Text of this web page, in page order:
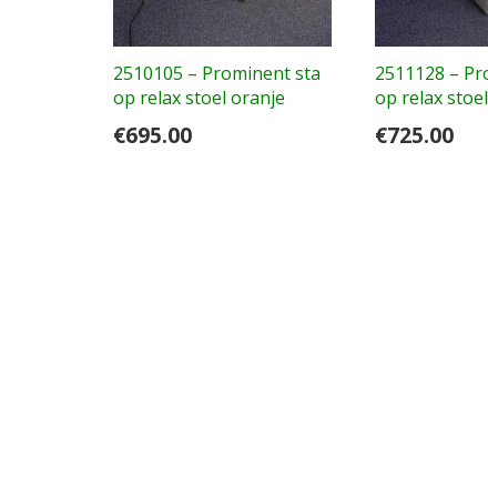
2510105 – Prominent sta
op relax stoel oranje
€695.00
2511128 –
op relax
€725.00